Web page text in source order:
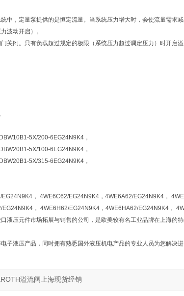
中，定量泵提供的是恒定流量。当系统压力增大时，会使流量需求
波动开启）。
关闭。只有负载超过规定的极限（系统压力超过调定压力）时开启
5X/200-6EG24N9K4，
5X/100-6EG24N9K4，
5X/315-6EG24N9K4，
， 4WE6C62/EG24N9K4，4WE6A62/EG24N9K4，
， 4WE6H62/EG24N9K4，4WE6HA62/EG24N9K4，
液压元件市场拓展与销售的公司，是欧美较有名工业品牌在上海的
子液压产品，同时拥有熟悉国外液压机电产品的专业人员为您解决进